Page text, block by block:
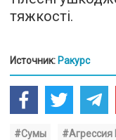
тяжкості.
Источник: Ракурс
#Сумы #Агрессия